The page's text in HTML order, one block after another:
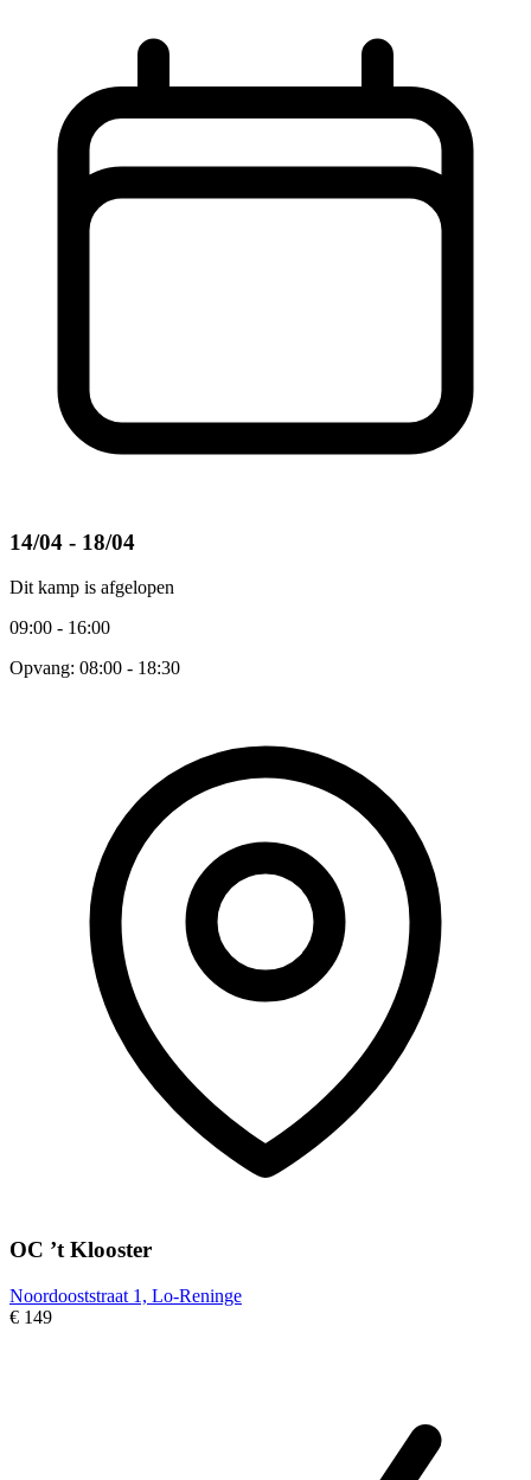
14/04 - 18/04
Dit kamp is afgelopen
09:00 - 16:00
Opvang: 08:00 - 18:30
OC ’t Klooster
Noordooststraat 1, Lo-Reninge
€ 149